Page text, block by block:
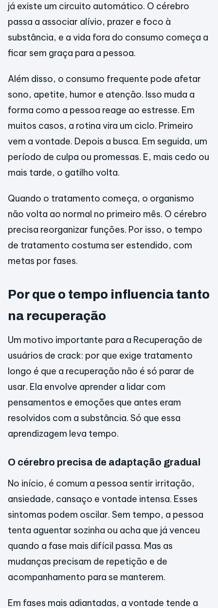
já existe um circuito automático. O cérebro
passa a associar alívio, prazer e foco à
substância, e a vida fora do consumo começa a
ficar sem graça para a pessoa.
Além disso, o consumo frequente pode afetar
sono, apetite, humor e atenção. Isso muda a
forma como a pessoa reage ao estresse. Em
muitos casos, a rotina vira um ciclo. Primeiro
vem a vontade. Depois a busca. Em seguida, um
período de culpa ou promessas. E, mais cedo ou
mais tarde, o gatilho volta.
Quando o tratamento começa, o organismo
não volta ao normal no primeiro mês. O cérebro
precisa reorganizar funções. Por isso, o tempo
de tratamento costuma ser estendido, com
metas por fases.
Por que o tempo influencia tanto
na recuperação
Um motivo importante para a Recuperação de
usuários de crack: por que exige tratamento
longo é que a recuperação não é só parar de
usar. Ela envolve aprender a lidar com
pensamentos e emoções que antes eram
resolvidos com a substância. Só que essa
aprendizagem leva tempo.
O cérebro precisa de adaptação gradual
No início, é comum a pessoa sentir irritação,
ansiedade, cansaço e vontade intensa. Esses
sintomas podem oscilar. Sem tempo, a pessoa
tenta aguentar sozinha ou acha que já venceu
quando a fase mais difícil passa. Mas as
mudanças precisam de repetição e de
acompanhamento para se manterem.
Em fases mais adiantadas, a vontade tende a